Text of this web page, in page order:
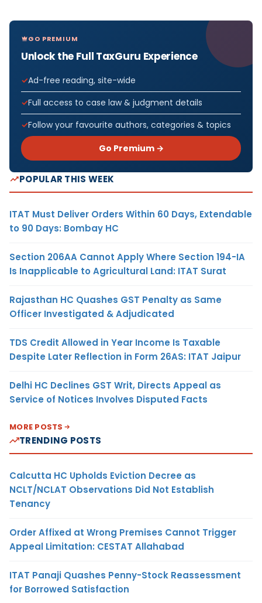
GO PREMIUM
Unlock the Full TaxGuru Experience
Ad-free reading, site-wide
Full access to case law & judgment details
Follow your favourite authors, categories & topics
Go Premium →
POPULAR THIS WEEK
ITAT Must Deliver Orders Within 60 Days, Extendable
to 90 Days: Bombay HC
Section 206AA Cannot Apply Where Section 194-IA
Is Inapplicable to Agricultural Land: ITAT Surat
Rajasthan HC Quashes GST Penalty as Same
Officer Investigated & Adjudicated
TDS Credit Allowed in Year Income Is Taxable
Despite Later Reflection in Form 26AS: ITAT Jaipur
Delhi HC Declines GST Writ, Directs Appeal as
Service of Notices Involves Disputed Facts
MORE POSTS
TRENDING POSTS
Calcutta HC Upholds Eviction Decree as
NCLT/NCLAT Observations Did Not Establish
Tenancy
Order Affixed at Wrong Premises Cannot Trigger
Appeal Limitation: CESTAT Allahabad
ITAT Panaji Quashes Penny-Stock Reassessment
for Borrowed Satisfaction